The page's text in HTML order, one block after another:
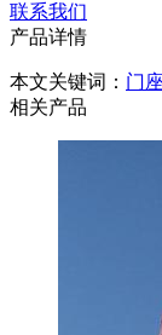
联系我们
产品详情
本文关键词： 门
相关产品